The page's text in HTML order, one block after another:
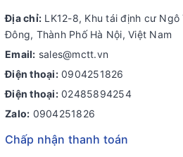
Địa chỉ: LK12-8, Khu tái định cư Ngô
Đông, Thành Phố Hà Nội, Việt Nam
Email: sales@mctt.vn
Điện thoại: 0904251826
Điện thoại: 02485894254
Zalo: 0904251826
Chấp nhận thanh toán